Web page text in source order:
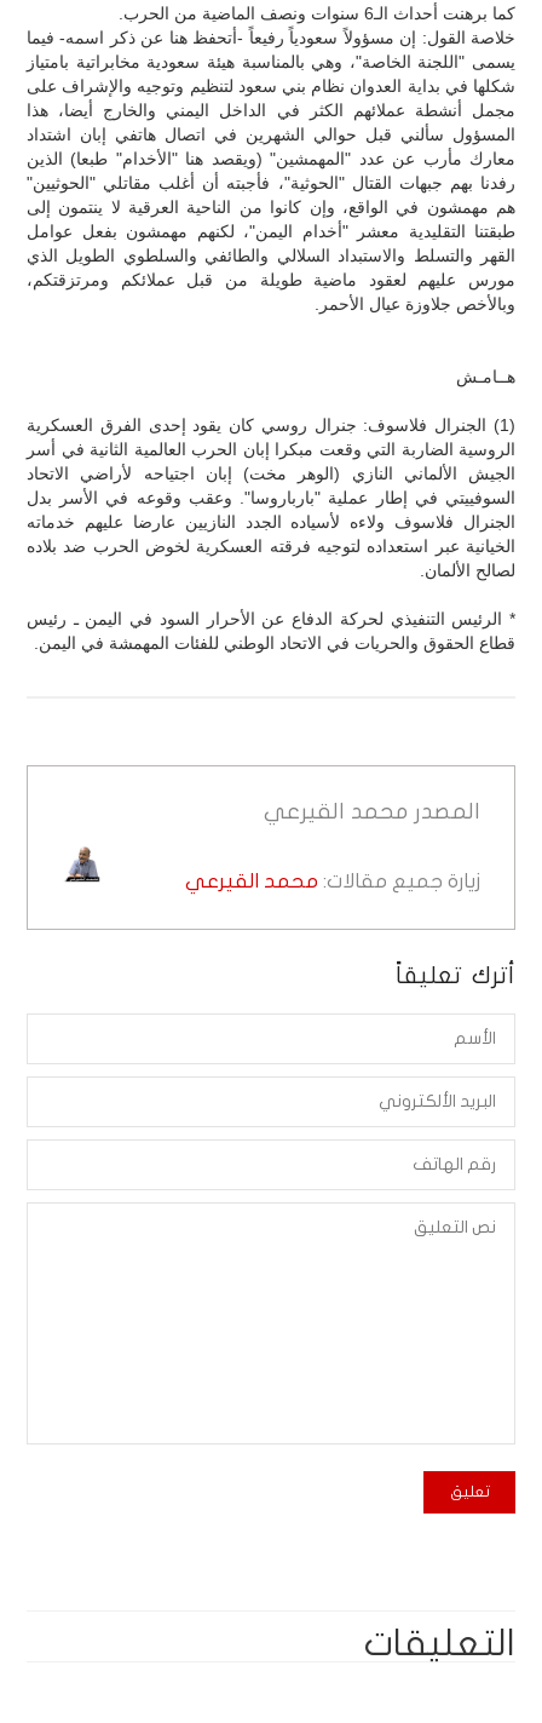
كما برهنت أحداث الـ6 سنوات ونصف الماضية من الحرب.
خلاصة القول: إن مسؤولاً سعودياً رفيعاً -أتحفظ هنا عن ذكر اسمه- فيما
يسمى "اللجنة الخاصة"، وهي بالمناسبة هيئة سعودية مخابراتية بامتياز
شكلها في بداية العدوان نظام بني سعود لتنظيم وتوجيه والإشراف على
مجمل أنشطة عملائهم الكثر في الداخل اليمني والخارج أيضا، هذا
المسؤول سألني قبل حوالي الشهرين في اتصال هاتفي إبان اشتداد
معارك مأرب عن عدد "المهمشين" (ويقصد هنا "الأخدام" طبعا) الذين
رفدنا بهم جبهات القتال "الحوثية"، فأجبته أن أغلب مقاتلي "الحوثيين"
هم مهمشون في الواقع، وإن كانوا من الناحية العرقية لا ينتمون إلى
طبقتنا التقليدية معشر "أخدام اليمن"، لكنهم مهمشون بفعل عوامل
القهر والتسلط والاستبداد السلالي والطائفي والسلطوي الطويل الذي
مورس عليهم لعقود ماضية طويلة من قبل عملائكم ومرتزقتكم،
وبالأخص جلاوزة عيال الأحمر.
هــامـش
(1) الجنرال فلاسوف: جنرال روسي كان يقود إحدى الفرق العسكرية
الروسية الضاربة التي وقعت مبكرا إبان الحرب العالمية الثانية في أسر
الجيش الألماني النازي (الوهر مخت) إبان اجتياحه لأراضي الاتحاد
السوفييتي في إطار عملية "بارباروسا". وعقب وقوعه في الأسر بدل
الجنرال فلاسوف ولاءه لأسياده الجدد النازيين عارضا عليهم خدماته
الخيانية عبر استعداده لتوجيه فرقته العسكرية لخوض الحرب ضد بلاده
لصالح الألمان.
* الرئيس التنفيذي لحركة الدفاع عن الأحرار السود في اليمن ـ رئيس
قطاع الحقوق والحريات في الاتحاد الوطني للفئات المهمشة في اليمن.
المصدر محمد القيرعي
زيارة جميع مقالات: محمد القيرعي
أترك تعليقاً
التعليقات